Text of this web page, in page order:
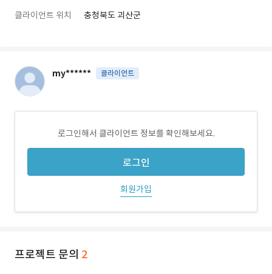
클라이언트 위치 충청북도 괴산군
my****** 클라이언트
로그인해서 클라이언트 정보를 확인해보세요.
로그인
회원가입
프로젝트 문의 2